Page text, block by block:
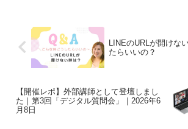
LINEのURLが開けな
たらいいの？
【開催レポ】外部講師として登壇しまし
た｜第3回「デジタル質問会」｜2026年6
月8日